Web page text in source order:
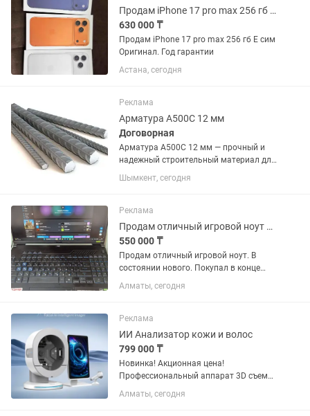
Продам iPhone 17 pro max 256 гб Е сим
630 000 ₸
Продам iPhone 17 pro max 256 гб Е сим
Оригинал. Год гарантии
Астана, сегодня
Реклама
Арматура А500С 12 мм
Договорная
Арматура А500С 12 мм — прочный и
надежный строительный материал для
армирования фундаментов, плит
перекрытия, колонн и других
Диаметр: 12 мм ✅ Класс прочности:
А500С ✅...
Шымкент, сегодня
Реклама
Продам отличный игровой ноут 144hz ASUS TUF A16
550 000 ₸
Продам отличный игровой ноут. В
состоянии нового. Покупал в конце
апреля, чек имеется. На гарантии +
сервис +. Без царапин и повреждений.
подставку с обдувом. Комплект...
Алматы, сегодня
Реклама
ИИ Анализатор кожи и волос
799 000 ₸
Новинка! Акционная цена!
Профессиональный аппарат 3D съемки
для диагностики кожи и волос с
технологией искусственного
Алматы, сегодня